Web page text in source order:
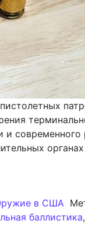
и
в США
баллистика,